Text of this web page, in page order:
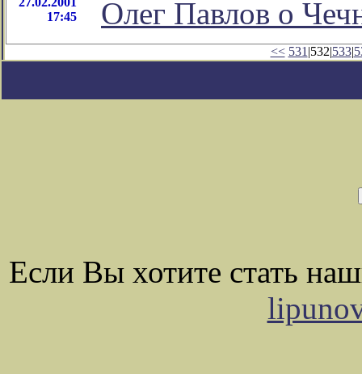
17:45
Олег Павлов о
<< 531 |532|533|
Если Вы хотите стать